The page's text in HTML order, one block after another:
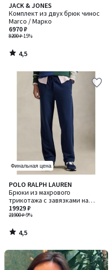
JACK & JONES
Комплект из двух брюк чинос
Marco / Марко
8200 ₽-15%
6970 ₽
4,5
/ 5
4,5
/
Финальная цена
POLO RALPH LAUREN
Брюки из махрового
трикотажа с завязками на
талии
21900 ₽-9%
19929 ₽
4,5
/ 5
4,5
/
-